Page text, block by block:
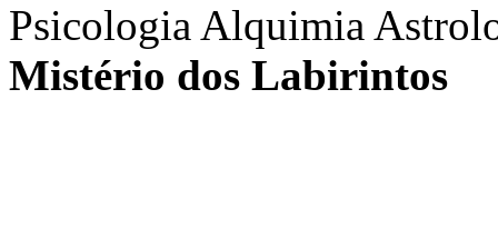
Psicologia Alquimia
Mistério dos Labirintos